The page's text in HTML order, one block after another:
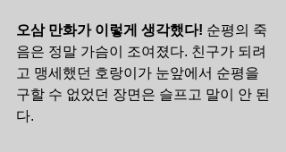
오삼 만화가 이렇게 생각했다! 순평의 죽
음은 정말 가슴이 조여졌다. 친구가 되려
고 맹세했던 호랑이가 눈앞에서 순평을
구할 수 없었던 장면은 슬프고 말이 안 된
다.